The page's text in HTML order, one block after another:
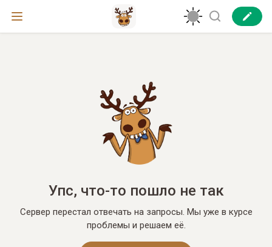
Упс, что-то пошло не так
Сервер перестал отвечать на запросы. Мы уже в курсе
проблемы и решаем её.